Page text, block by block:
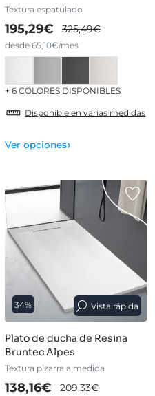
Textura espatulado
195,29€ 325,49€
desde 65,10€/mes
+ 6 COLORES DISPONIBLES
Disponible en varias medidas
Ver opciones›
34% Vista rápida
Plato de ducha de Resina
Bruntec Alpes
Textura pizarra a medida
138,16€ 209,33€